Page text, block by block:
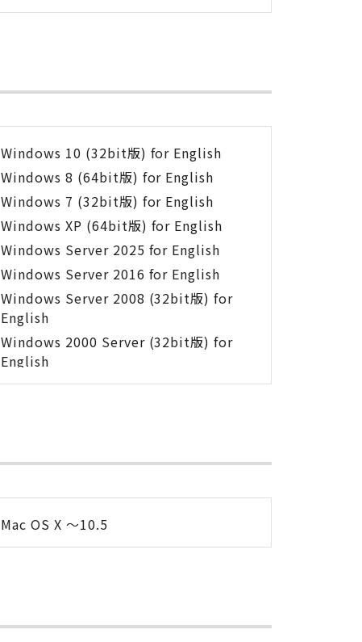
Windows 10 (32bit版) for English
Windows 8 (64bit版) for English
Windows 7 (32bit版) for English
Windows XP (64bit版) for English
Windows Server 2025 for English
Windows Server 2016 for English
Windows Server 2008 (32bit版) for
English
Windows 2000 Server (32bit版) for
English
Mac OS X ～10.5